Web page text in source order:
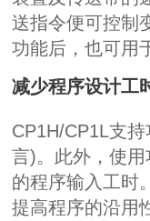
送指令便可控制
功能后，也可用
减少程序设计工
CP1H/CP1L支持
言)。此外，使
的程序输入工时
提高程序的沿用